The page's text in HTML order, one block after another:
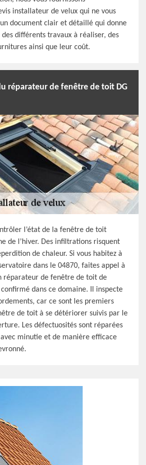
installateur de velux qui ne vous
un document clair et détaillé qui donne
différents travaux à réaliser, des
ainsi que leur coût.
réparateur de fenêtre de toit DG
l’état de la fenêtre de toit
de l’hiver. Des infiltrations risquent
de chaleur. Si vous habitez à
dans le 04870, faites appel à
réparateur de fenêtre de toit de
dans ce domaine. Il inspecte
car ce sont les premiers
de toit à se détériorer suivis par le
Les défectuosités sont réparées
minutie et de manière efficace